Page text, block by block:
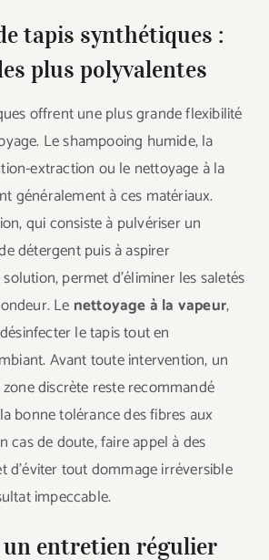
tapis synthétiques :
plus polyvalentes
offrent une plus grande flexibilité
Le shampooing humide, la
extraction ou le nettoyage à la
généralement à ces matériaux.
qui consiste à pulvériser un
détergent puis à aspirer
permet d’éliminer les saletés
Le nettoyage à la vapeur,
le tapis tout en
Avant toute intervention, un
discrète reste recommandé
bonne tolérance des fibres aux
cas de doute, faire appel à des
d’éviter tout dommage irréversible
impeccable.
entretien régulier